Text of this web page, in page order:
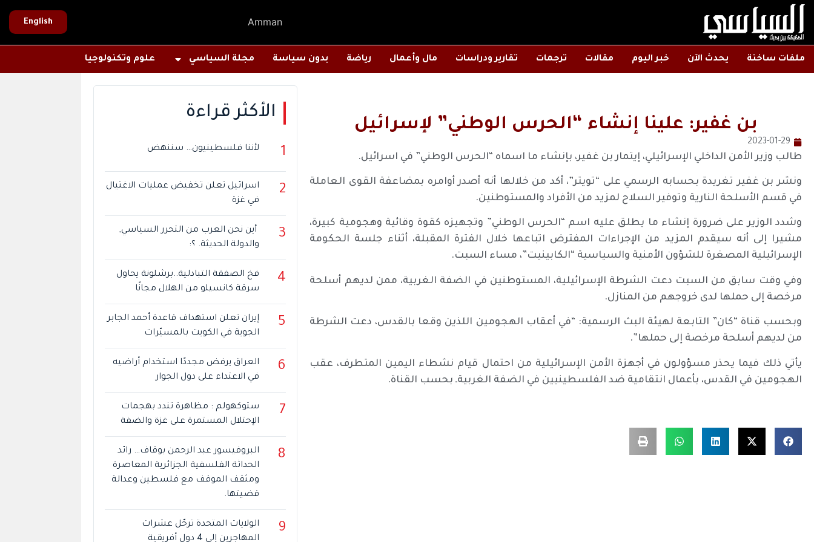
Amman
English
ملفات ساخنة يحدث الآن خبر اليوم مقالات ترجمات تقارير ودراسات مال وأعمال رياضة بدون سياسة مجلة السياسي علوم وتكنولوجيا
بن غفير: علينا إنشاء “الحرس الوطني” لإسرائيل
2023-01-29
طالب وزير الأمن الداخلي الإسرائيلي، إيتمار بن غفير، بإنشاء ما اسماه “الحرس الوطني” في اسرائيل.
ونشر بن غفير تغريدة بحسابه الرسمي على “تويتر”، أكد من خلالها أنه أصدر أوامره بمضاعفة القوى العاملة
في قسم الأسلحة النارية وتوفير السلاح لمزيد من الأفراد والمستوطنين.
وشدد الوزير على ضرورة إنشاء ما يطلق عليه اسم “الحرس الوطني” وتجهيزه كقوة وقائية وهجومية كبيرة،
مشيرا إلى أنه سيقدم المزيد من الإجراءات المفترض اتباعها خلال الفترة المقبلة، أثناء جلسة الحكومة
الإسرائيلية المصغرة للشؤون الأمنية والسياسية “الكابينيت”، مساء السبت.
وفي وقت سابق من السبت دعت الشرطة الإسرائيلية، المستوطنين في الضفة الغربية، ممن لديهم أسلحة
مرخصة إلى حملها لدى خروجهم من المنازل.
وبحسب قناة “كان” التابعة لهيئة البث الرسمية: “في أعقاب الهجومين اللذين وقعا بالقدس، دعت الشرطة
من لديهم أسلحة مرخصة إلى حملها”.
يأتي ذلك فيما يحذر مسؤولون في أجهزة الأمن الإسرائيلية من احتمال قيام نشطاء اليمين المتطرف، عقب
الهجومين في القدس، بأعمال انتقامية ضد الفلسطينيين في الضفة الغربيةـ بحسب القناة.
الأكثر قراءة
1 لأننا فلسطينيون… سننهض
2
اسرائيل تعلن تخفيض عمليات الاغتيال
في غزة
3
أين نحن العرب من التحرر السياسي,
والدولة الحديثة. ؟:
4
فخ الصفقة التبادلية..برشلونة يحاول
سرقة كانسيلو من الهلال مجانًا
5
إيران تعلن استهداف قاعدة أحمد الجابر
الجوية في الكويت بالمسيّرات
6
العراق يرفض مجددًا استخدام أراضيه
في الاعتداء على دول الجوار
7
ستوكهولم : مظاهرة تندد بهجمات
الإحتلال المستمرة على غزة والضفة
8
البروفيسور عبد الرحمن بوقاف… رائد
الحداثة الفلسفية الجزائرية المعاصرة
ومثقف الموقف مع فلسطين وعدالة
قضيتها.
9
الولايات المتحدة ترحّل عشرات
المهاجرين إلى 4 دول أفريقية